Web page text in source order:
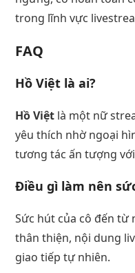
trong lĩnh vực
FAQ
Hồ Việt là ai?
Hồ Việt là một nữ
yêu thích nhờ ngoại
tương tác ấn tượng
Điều gì làm nên
Sức hút của cô đến từ
thân thiện, nội dung
giao tiếp tự nhiên.